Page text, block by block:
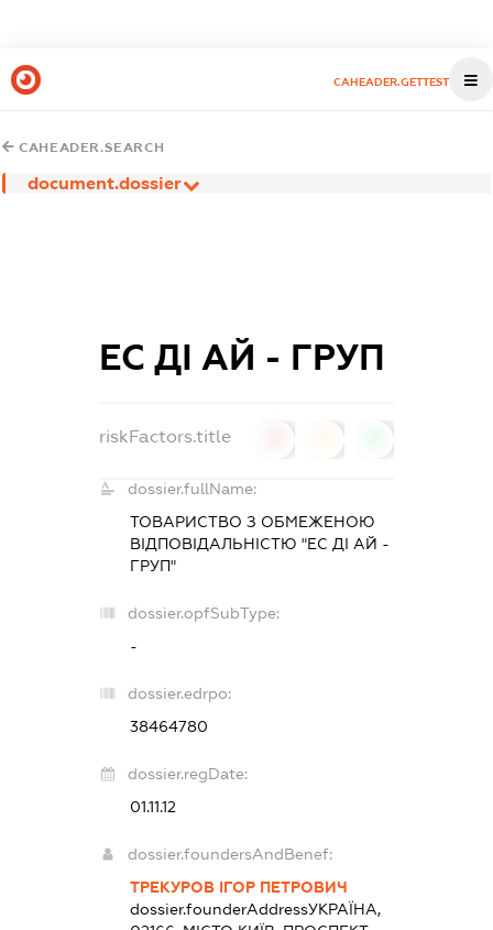
CAHEADER.GETTEST
CAHEADER.SEARCH
document.dossier
ЕС ДІ АЙ - ГРУП
riskFactors.title
dossier.fullName:
ТОВАРИСТВО З ОБМЕЖЕНОЮ
ВІДПОВІДАЛЬНІСТЮ "ЕС ДІ АЙ -
ГРУП"
dossier.opfSubType:
-
dossier.edrpo:
38464780
dossier.regDate:
01.11.12
dossier.foundersAndBenef:
ТРЕКУРОВ ІГОР ПЕТРОВИЧ
dossier.founderAddressУКРАЇНА,